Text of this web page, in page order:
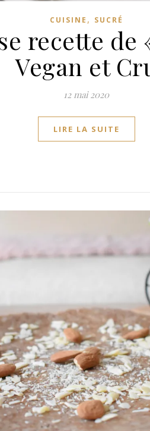
CUISINE , SUCRÉ
recette de
Vegan et
12 mai 2020
LIRE LA SUITE